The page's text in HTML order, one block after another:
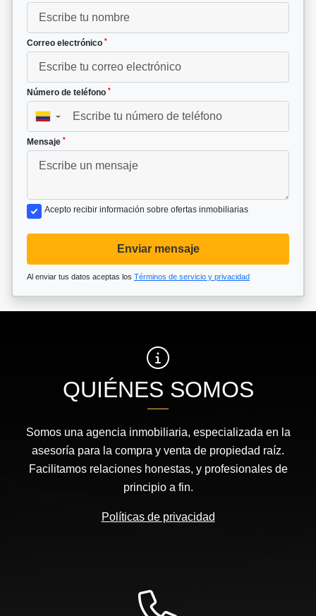
Correo electrónico *
Número de teléfono *
▼
Mensaje *
Acepto recibir información sobre ofertas inmobiliarias
Enviar mensaje
Al enviar tus datos aceptas los Términos de servicio y privacidad
QUIÉNES SOMOS
Somos una agencia inmobiliaria, especializada en la
asesoría para la compra y venta de propiedad raíz.
Facilitamos relaciones honestas, y profesionales de
principio a fin.
Políticas de privacidad